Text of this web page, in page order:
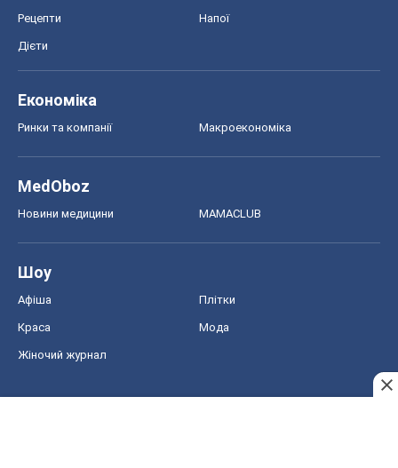
Рецепти Напої
Дієти
Економіка
Ринки та компанії Макроекономіка
MedOboz
Новини медицини MAMACLUB
Шоу
Афіша Плітки
Краса Мода
Жіночий журнал